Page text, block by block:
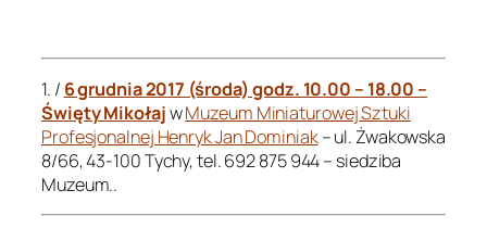
1. / 6 grudnia 2017 (środa) godz. 10.00 – 18.00 –
Święty MikołajwMuzeum Miniaturowej Sztuki
Profesjonalnej Henryk Jan Dominiak– ul. Żwakowska
8/66, 43-100 Tychy, tel. 692 875 944 – siedziba
Muzeum..